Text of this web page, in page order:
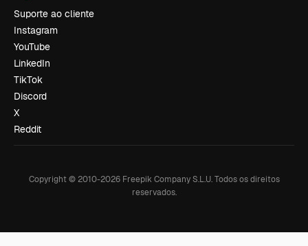
Suporte ao cliente
Instagram
YouTube
LinkedIn
TikTok
Discord
X
Reddit
Copyright © 2010-2026Freepik Company S.L.U. Todos os direitos
reservados.